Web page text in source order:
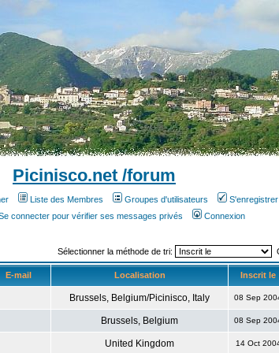
Picinisco.net /forum
Liste des Membres Groupes d'utilisateurs
S'enregistrer
connecter pour vérifier ses messages privés Connexion
Sélectionner la méthode de tri:
E-mail Localisation Inscrit le
Brussels, Belgium/Picinisco, Italy 08 Sep
Brussels, Belgium 08 Sep
United Kingdom 14 Oct